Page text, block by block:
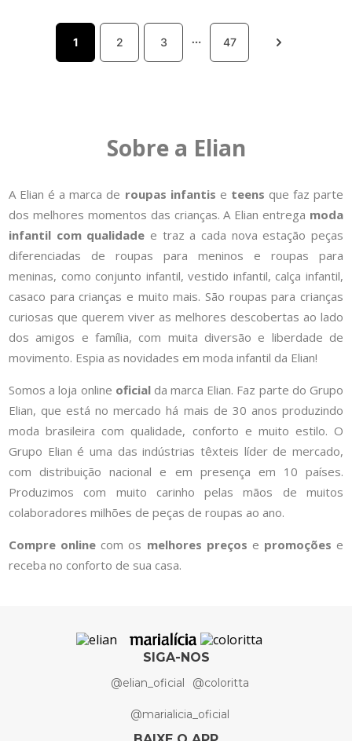
1 2 3 47
Sobre a Elian
A Elian é a marca de roupas infantis e teens que faz parte
dos melhores momentos das crianças. A Elian entrega moda
infantil com qualidade e traz a cada nova estação peças
diferenciadas de roupas para meninos e roupas para
meninas, como conjunto infantil, vestido infantil, calça infantil,
casaco para crianças e muito mais. São roupas para crianças
curiosas que querem viver as melhores descobertas ao lado
dos amigos e família, com muita diversão e liberdade de
movimento. Espia as novidades em moda infantil da Elian!
Somos a loja online oficialda marca Elian. Faz parte do Grupo
Elian, que está no mercado há mais de 30 anos produzindo
moda brasileira com qualidade, conforto e muito estilo. O
Grupo Elian é uma das indústrias têxteis líder de mercado,
com distribuição nacional e em presença em 10 países.
Produzimos com muito carinho pelas mãos de muitos
colaboradores milhões de peças de roupas ao ano.
Compre online com os melhores preços e promoções e
receba no conforto de sua casa.
SIGA-NOS
@elian_oficial @coloritta
@marialicia_oficial